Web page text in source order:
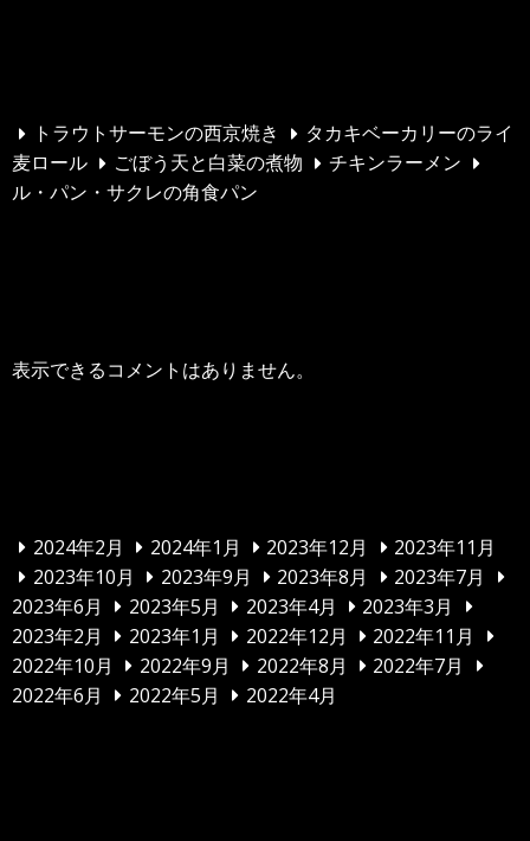
トラウトサーモンの西京焼き
タカキベーカリーのライ
麦ロール
ごぼう天と白菜の煮物
チキンラーメン
ル・パン・サクレの角食パン
表示できるコメントはありません。
2024年2月 2024年1月 2023年12月
2023年11月
2023年10月
2023年9月 2023年8月
2023年7月
2023年6月
2023年5月 2023年4月
2023年3月
2023年2月
2023年1月 2022年12月
2022年11月
2022年10月
2022年9月 2022年8月
2022年7月
2022年6月
2022年5月 2022年4月